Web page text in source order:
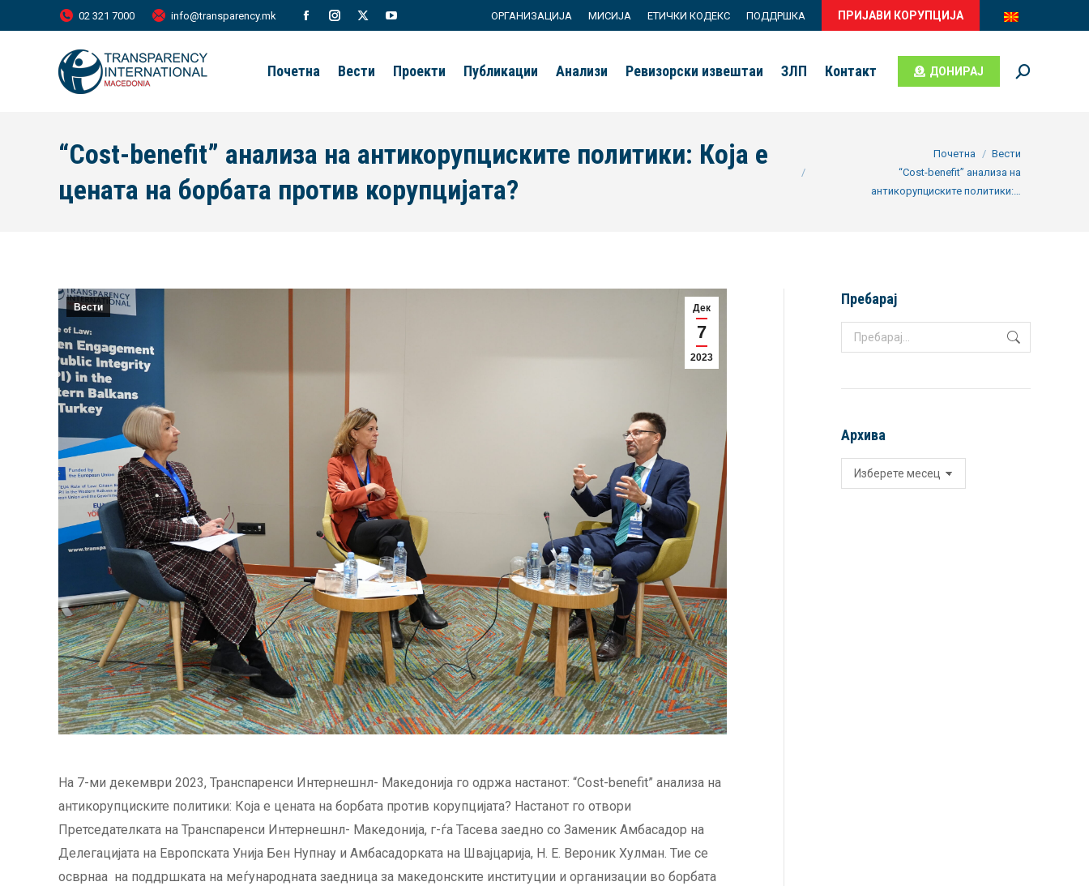
02 321 7000 info@transparency.mk
Facebook
window
Instagram
window
X
window
YouTube
opens
window
ОРГАНИЗАЦИЈА МИСИЈА ЕТИЧКИ КОДЕКС ПОДДРШКА ПРИЈАВИ КОРУПЦИЈА
Почетна Вести Проекти Публикации Анализи Ревизорски извештаи ЗЛП Контакт ДОНИРАЈ Search:
“Cost-benefit” анализа на антикорупциските политики: Која е
цената на борбата против корупцијата?
Почетна
Вести
“Cost-benefit” анализа на
антикорупциските политики:…
Дек
7
2023
Вести
На 7-ми декември 2023, Транспаренси Интернешнл- Македонија го одржа настанот: “Cost-benefit” анализа на
антикорупциските политики: Која е цената на борбата против корупцијата? Настанот го отвори
Претседателката на Транспаренси Интернешнл- Македонија, г-ѓа Тасева заедно со Заменик Амбасадор на
Делегацијата на Европската Унија Бен Нупнау и Амбасадорката на Швајцарија, Н. Е. Вероник Хулман. Тие се
осврнаа на поддршката на меѓународната заедница за македонските институции и организации во борбата
Пребарај
Search:
Архива
Архива